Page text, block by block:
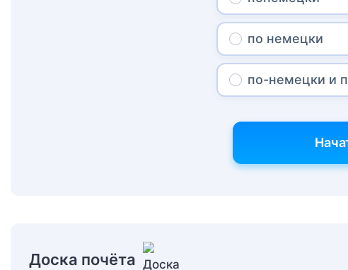
по немецки
по-немецки и
Доска почёта